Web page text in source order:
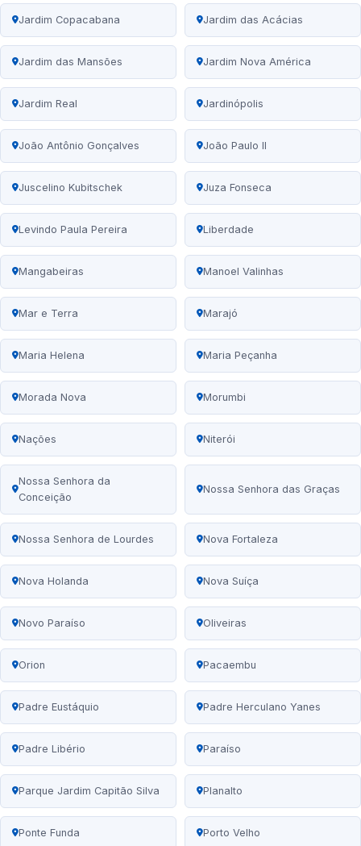
Jardim Copacabana Jardim das Acácias
Jardim das Mansões Jardim Nova América
Jardim Real Jardinópolis
João Antônio Gonçalves João Paulo II
Juscelino Kubitschek Juza Fonseca
Levindo Paula Pereira Liberdade
Mangabeiras Manoel Valinhas
Mar e Terra Marajó
Maria Helena Maria Peçanha
Morada Nova Morumbi
Nações Niterói
Nossa Senhora da
Conceição
Nossa Senhora das Graças
Nossa Senhora de Lourdes Nova Fortaleza
Nova Holanda Nova Suíça
Novo Paraíso Oliveiras
Orion Pacaembu
Padre Eustáquio Padre Herculano Yanes
Padre Libério Paraíso
Parque Jardim Capitão Silva Planalto
Ponte Funda Porto Velho